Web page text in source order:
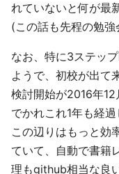
れていないと何が最
(この話も先程の勉強
なお、特に3ステッ
ようで、初校が出て
検討開始が2016年
でかれこれ1年も経
この辺りはもっと効
ていて、自動で書籍
理もgithub相当な良